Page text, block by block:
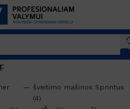
šveitimo mašinos Sprintus
(4)